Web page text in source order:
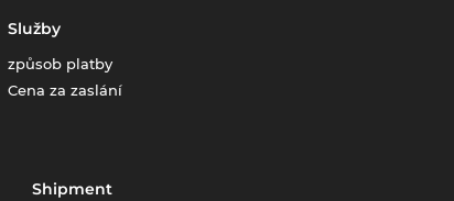
Služby
způsob platby
Cena za zaslání
Shipment